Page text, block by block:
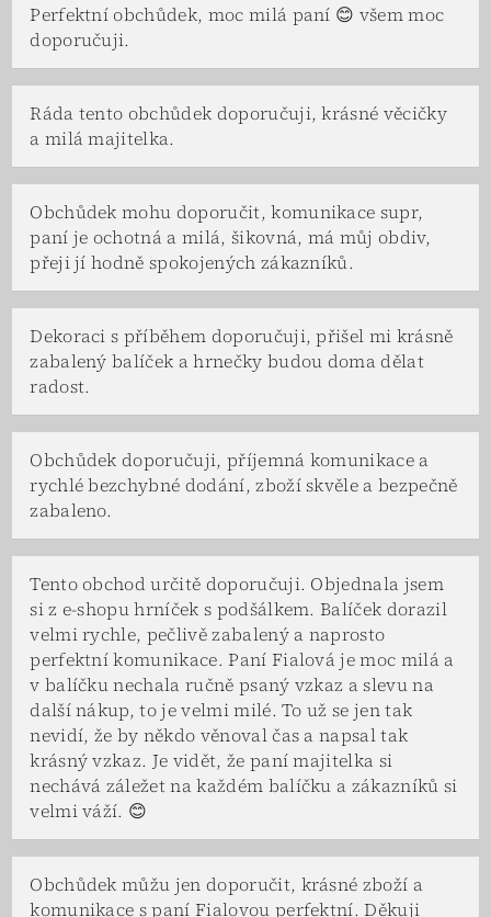
Perfektní obchůdek, moc milá paní 😊 všem moc
doporučuji.
Ráda tento obchůdek doporučuji, krásné věcičky
a milá majitelka.
Obchůdek mohu doporučit, komunikace supr,
paní je ochotná a milá, šikovná, má můj obdiv,
přeji jí hodně spokojených zákazníků.
Dekoraci s příběhem doporučuji, přišel mi krásně
zabalený balíček a hrnečky budou doma dělat
radost.
Obchůdek doporučuji, příjemná komunikace a
rychlé bezchybné dodání, zboží skvěle a bezpečně
zabaleno.
Tento obchod určitě doporučuji. Objednala jsem
si z e-shopu hrníček s podšálkem. Balíček dorazil
velmi rychle, pečlivě zabalený a naprosto
perfektní komunikace. Paní Fialová je moc milá a
v balíčku nechala ručně psaný vzkaz a slevu na
další nákup, to je velmi milé. To už se jen tak
nevidí, že by někdo věnoval čas a napsal tak
krásný vzkaz. Je vidět, že paní majitelka si
nechává záležet na každém balíčku a zákazníků si
velmi váží. 😊
Obchůdek můžu jen doporučit, krásné zboží a
komunikace s paní Fialovou perfektní. Děkuji